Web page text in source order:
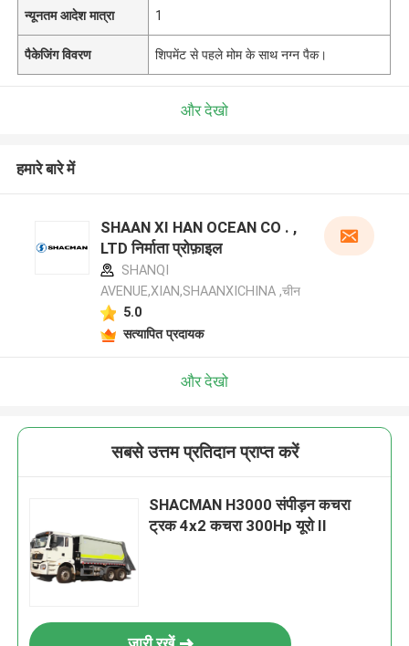
न्यूनतम आदेश मात्रा 1
पैकेजिंग विवरण शिपमेंट से पहले मोम के साथ नग्न पैक।
और देखो
हमारे बारे में
SHAAN XI HAN OCEAN CO . ,
LTD निर्माता प्रोफ़ाइल
SHANQI
AVENUE,XIAN,SHAANXICHINA ,चीन
5.0
सत्यापित प्रदायक
और देखो
सबसे उत्तम प्रतिदान प्राप्त करें
SHACMAN H3000 संपीड़न कचरा
ट्रक 4x2 कचरा 300Hp यूरो II